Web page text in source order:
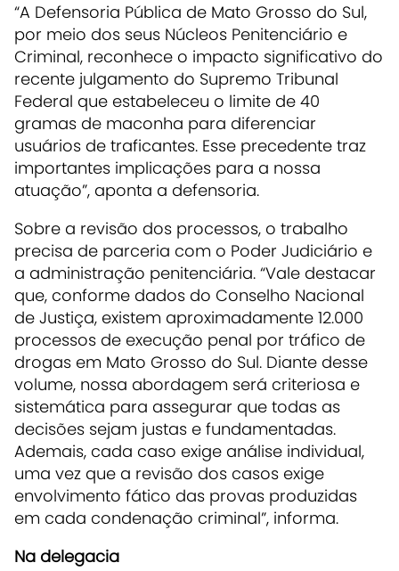
“A Defensoria Pública de Mato Grosso do Sul,
por meio dos seus Núcleos Penitenciário e
Criminal, reconhece o impacto significativo do
recente julgamento do Supremo Tribunal
Federal que estabeleceu o limite de 40
gramas de maconha para diferenciar
usuários de traficantes. Esse precedente traz
importantes implicações para a nossa
atuação”, aponta a defensoria.
Sobre a revisão dos processos, o trabalho
precisa de parceria com o Poder Judiciário e
a administração penitenciária. “Vale destacar
que, conforme dados do Conselho Nacional
de Justiça, existem aproximadamente 12.000
processos de execução penal por tráfico de
drogas em Mato Grosso do Sul. Diante desse
volume, nossa abordagem será criteriosa e
sistemática para assegurar que todas as
decisões sejam justas e fundamentadas.
Ademais, cada caso exige análise individual,
uma vez que a revisão dos casos exige
envolvimento fático das provas produzidas
em cada condenação criminal”, informa.
Na delegacia